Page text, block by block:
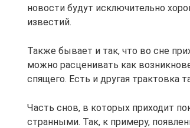
новости будут исключительно
известий.
Также бывает и так, что во сне
можно расценивать как
спящего. Есть и другая трактовка
Часть снов, в которых приходит
странными. Так, к примеру,